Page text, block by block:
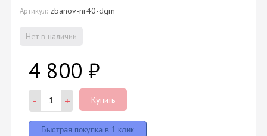
Артикул: zbanov-nr40-dgm
Нет в наличии
4 800 ₽
- + Купить